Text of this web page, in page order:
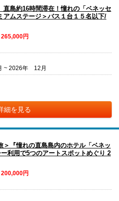
島約16時間滞在！憧れの「ベネッセ
アムステージ＞バス１台１５名以下/
円
~ 2026年 12月
細を見る
＞『憧れの直島島内のホテル「ベネッ
利用で5つのアートスポットめぐり 2
円